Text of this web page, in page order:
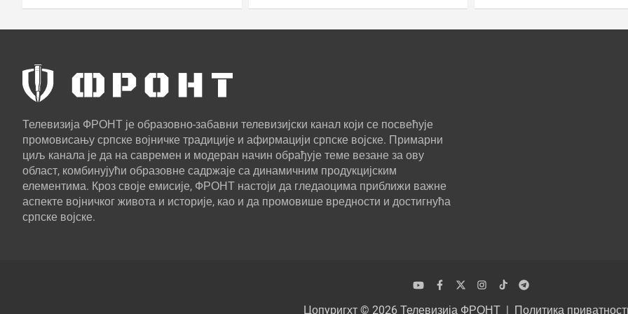
Телевизија ФРОНТ је образовно-забавни телевизијски канал који се посвећује
промовисању српске војничке традиције и афирмацији српске војске. Примарни
циљ канала је да на савремен и модеран начин обрађује теме везане за ову
област, комбинујући образовне садржаје са динамичним продукцијским
елементима. Кроз своје емисије, ФРОНТ настоји да гледаоцима приближи важне
аспекте војничког живота и историје, као и да промовише вредности и достигнућа
српске војске.
Цопyригхт © 2026 Телевизија ФРОНТ Политика